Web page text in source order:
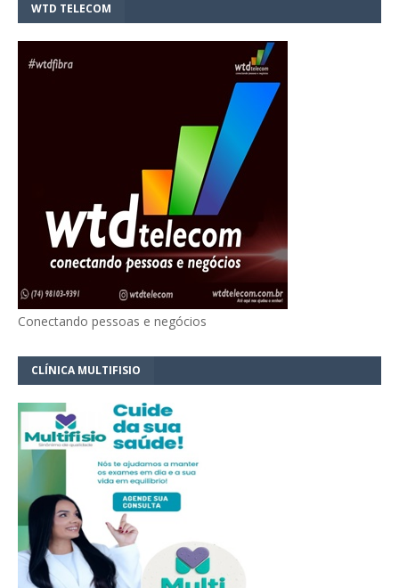
WTD TELECOM
Conectando pessoas e negócios
CLÍNICA MULTIFISIO